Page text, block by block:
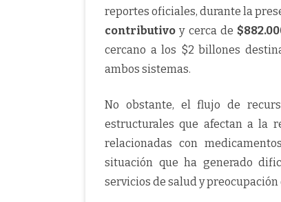
reportes oficiales, durante la
contributivo y cerca de
cercano a los $2 billones
ambos sistemas.
No obstante, el flujo de
estructurales que afectan a la
relacionadas con
situación que ha generado
servicios de salud y